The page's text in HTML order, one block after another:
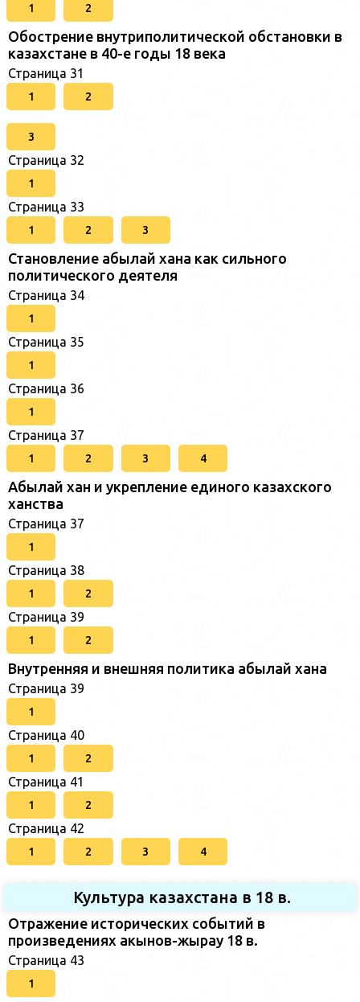
1 2
Обострение внутриполитической обстановки в
казахстане в 40-е годы 18 века
Страница 31
1 2
3
Страница 32
1
Страница 33
1 2 3
Становление абылай хана как сильного
политического деятеля
Страница 34
1
Страница 35
1
Страница 36
1
Страница 37
1 2 3 4
Абылай хан и укрепление единого казахского
ханства
Страница 37
1
Страница 38
1 2
Страница 39
1 2
Внутренняя и внешняя политика абылай хана
Страница 39
1
Страница 40
1 2
Страница 41
1 2
Страница 42
1 2 3 4
Культура казахстана в 18 в.
Отражение исторических событий в
произведениях акынов-жырау 18 в.
Страница 43
1